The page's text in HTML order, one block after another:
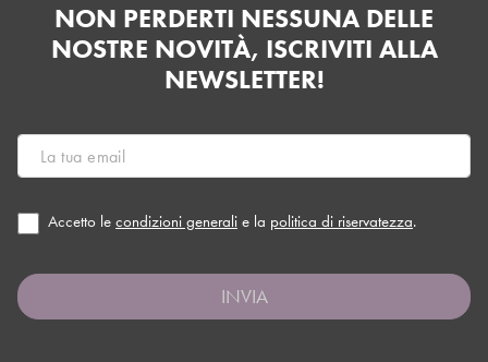
NON PERDERTI NESSUNA DELLE
NOSTRE NOVITÀ, ISCRIVITI ALLA
NEWSLETTER!
Accetto le condizioni generali e la politica di riservatezza.
INVIA